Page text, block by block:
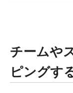
チームや
ピングす